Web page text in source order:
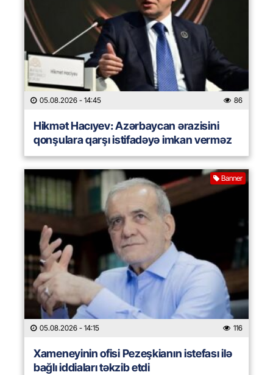
05.08.2026 - 14:45 86
Hikmət Hacıyev: Azərbaycan ərazisini
qonşulara qarşı istifadəyə imkan verməz
Banner
05.08.2026 - 14:15 116
Xameneyinin ofisi Pezeşkianın istefası ilə
bağlı iddiaları təkzib etdi